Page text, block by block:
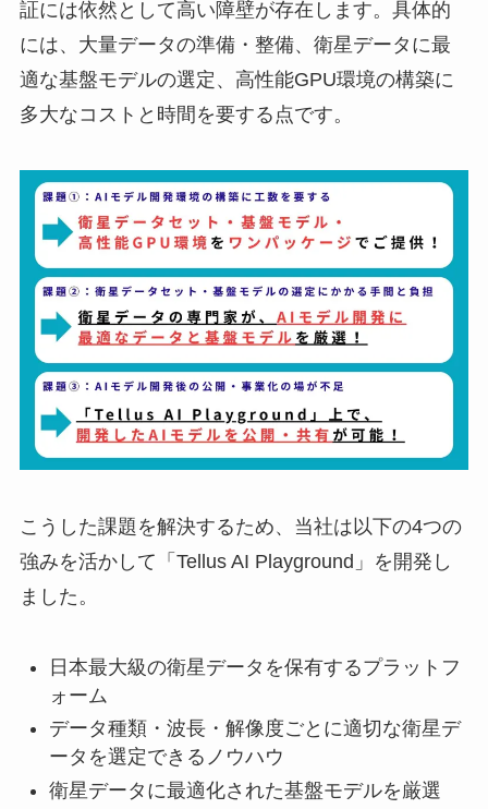
証には依然として高い障壁が存在します。具体的
には、大量データの準備・整備、衛星データに最
適な基盤モデルの選定、高性能GPU環境の構築に
多大なコストと時間を要する点です。
こうした課題を解決するため、当社は以下の4つの
強みを活かして「Tellus AI Playground」を開発し
ました。
日本最大級の衛星データを保有するプラットフ
ォーム
データ種類・波長・解像度ごとに適切な衛星デ
ータを選定できるノウハウ
衛星データに最適化された基盤モデルを厳選